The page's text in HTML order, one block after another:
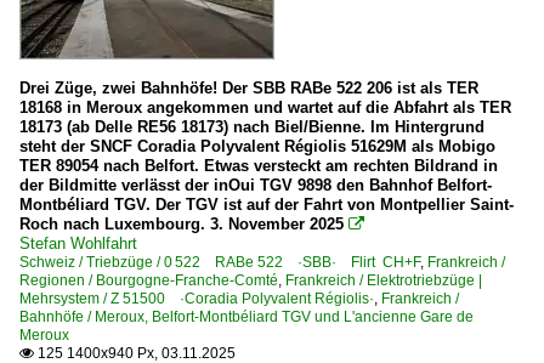
Drei Züge, zwei Bahnhöfe! Der SBB RABe 522 206 ist als TER
18168 in Meroux angekommen und wartet auf die Abfahrt als TER
18173 (ab Delle RE56 18173) nach Biel/Bienne. Im Hintergrund
steht der SNCF Coradia Polyvalent Régiolis 51629M als Mobigo
TER 89054 nach Belfort. Etwas versteckt am rechten Bildrand in
der Bildmitte verlässt der inOui TGV 9898 den Bahnhof Belfort-
Montbéliard TGV. Der TGV ist auf der Fahrt von Montpellier Saint-
Roch nach Luxembourg. 3. November 2025 
Stefan Wohlfahrt
Schweiz / Triebzüge / 0 522 RABe 522 ·SBB· Flirt CH+F, Frankreich /
Regionen / Bourgogne-Franche-Comté, Frankreich / Elektrotriebzüge |
Mehrsystem / Z 51500 ·Coradia Polyvalent Régiolis·, Frankreich /
Bahnhöfe / Meroux, Belfort-Montbéliard TGV und L'ancienne Gare de
Meroux
 125 1400x940 Px, 03.11.2025